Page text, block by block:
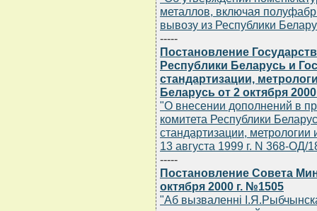
металлов, включая
вывозу из Республики
-----
Постановление
Республики Беларусь и
стандартизации,
Беларусь от 2 октября
"О внесении дополнений в
комитета Республики
стандартизации,
13 августа 1999 г. N 368-ОД/
-----
Постановление Совета
октября 2000 г. №1505
"Аб вызваленнi